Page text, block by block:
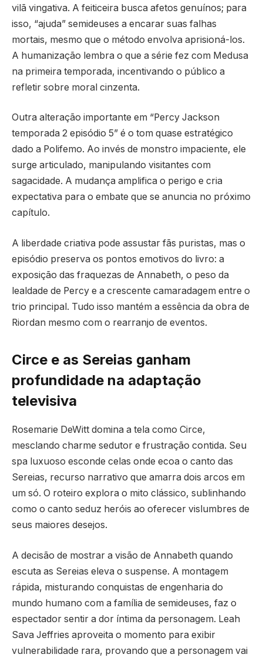
vilã vingativa. A feiticeira busca afetos genuínos; para
isso, “ajuda” semideuses a encarar suas falhas
mortais, mesmo que o método envolva aprisioná-los.
A humanização lembra o que a série fez com Medusa
na primeira temporada, incentivando o público a
refletir sobre moral cinzenta.
Outra alteração importante em “Percy Jackson
temporada 2 episódio 5” é o tom quase estratégico
dado a Polifemo. Ao invés de monstro impaciente, ele
surge articulado, manipulando visitantes com
sagacidade. A mudança amplifica o perigo e cria
expectativa para o embate que se anuncia no próximo
capítulo.
A liberdade criativa pode assustar fãs puristas, mas o
episódio preserva os pontos emotivos do livro: a
exposição das fraquezas de Annabeth, o peso da
lealdade de Percy e a crescente camaradagem entre o
trio principal. Tudo isso mantém a essência da obra de
Riordan mesmo com o rearranjo de eventos.
Circe e as Sereias ganham
profundidade na adaptação
televisiva
Rosemarie DeWitt domina a tela como Circe,
mesclando charme sedutor e frustração contida. Seu
spa luxuoso esconde celas onde ecoa o canto das
Sereias, recurso narrativo que amarra dois arcos em
um só. O roteiro explora o mito clássico, sublinhando
como o canto seduz heróis ao oferecer vislumbres de
seus maiores desejos.
A decisão de mostrar a visão de Annabeth quando
escuta as Sereias eleva o suspense. A montagem
rápida, misturando conquistas de engenharia do
mundo humano com a família de semideuses, faz o
espectador sentir a dor íntima da personagem. Leah
Sava Jeffries aproveita o momento para exibir
vulnerabilidade rara, provando que a personagem vai